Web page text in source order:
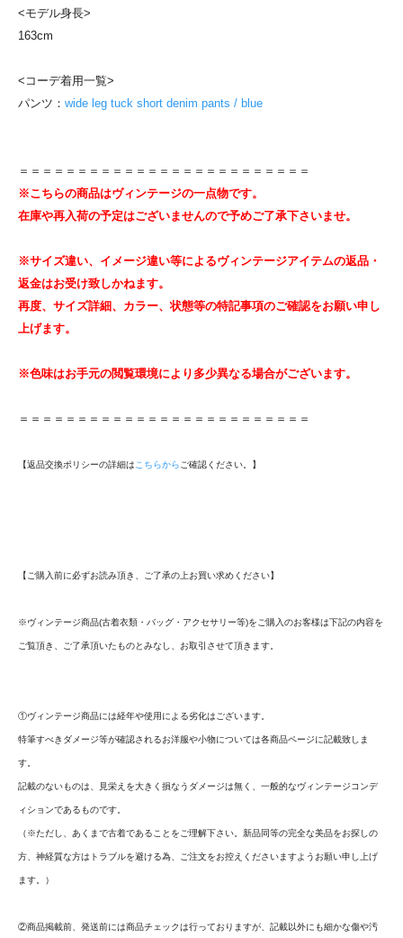
<モデル身長>
163cm
<コーデ着用一覧>
パンツ： wide leg tuck short denim pants / blue
＝＝＝＝＝＝＝＝＝＝＝＝＝＝＝＝＝＝＝＝＝＝＝＝＝
※こちらの商品はヴィンテージの一点物です。
在庫や再入荷の予定はございませんので予めご了承下さいませ。
※サイズ違い、イメージ違い等によるヴィンテージアイテムの返品・
返金はお受け致しかねます。
再度、サイズ詳細、カラー、状態等の特記事項のご確認をお願い申し
上げます。
※色味はお手元の閲覧環境により多少異なる場合がございます。
＝＝＝＝＝＝＝＝＝＝＝＝＝＝＝＝＝＝＝＝＝＝＝＝＝
【返品交換ポリシーの詳細は こちらから ご確認ください。】
【ご購入前に必ずお読み頂き、ご了承の上お買い求めください】
※ヴィンテージ商品(古着衣類・バッグ・アクセサリー等)をご購入のお客様は下記の内容を
ご覧頂き、ご了承頂いたものとみなし、お取引させて頂きます。
①ヴィンテージ商品には経年や使用による劣化はございます。
特筆すべきダメージ等が確認されるお洋服や小物については各商品ページに記載致しま
す。
記載のないものは、見栄えを大きく損なうダメージは無く、一般的なヴィンテージコンデ
ィションであるものです。
（※ただし、あくまで古着であることをご理解下さい。新品同等の完全な美品をお探しの
方、神経質な方はトラブルを避ける為、ご注文をお控えくださいますようお願い申し上げ
ます。）
②商品掲載前、発送前には商品チェックは行っておりますが、記載以外にも細かな傷や汚